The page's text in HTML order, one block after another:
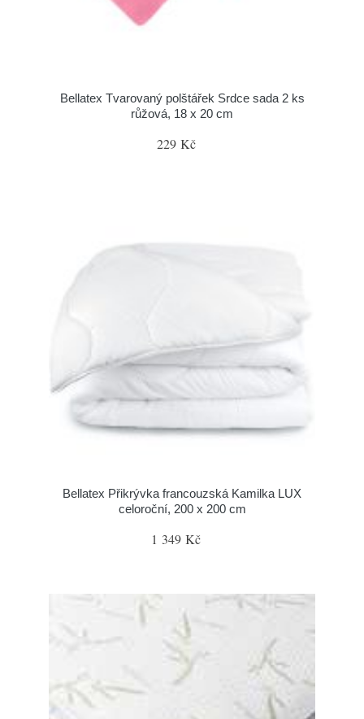
Bellatex Tvarovaný polštářek Srdce sada 2 ks
růžová, 18 x 20 cm
229 Kč
Bellatex Přikrývka francouzská Kamilka LUX
celoroční, 200 x 200 cm
1 349 Kč